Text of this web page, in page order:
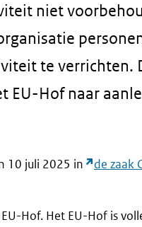
niet
te verrichten.
EU-Hof naar
10 juli 2025 in
de zaak
Hof. Het EU-Hof is